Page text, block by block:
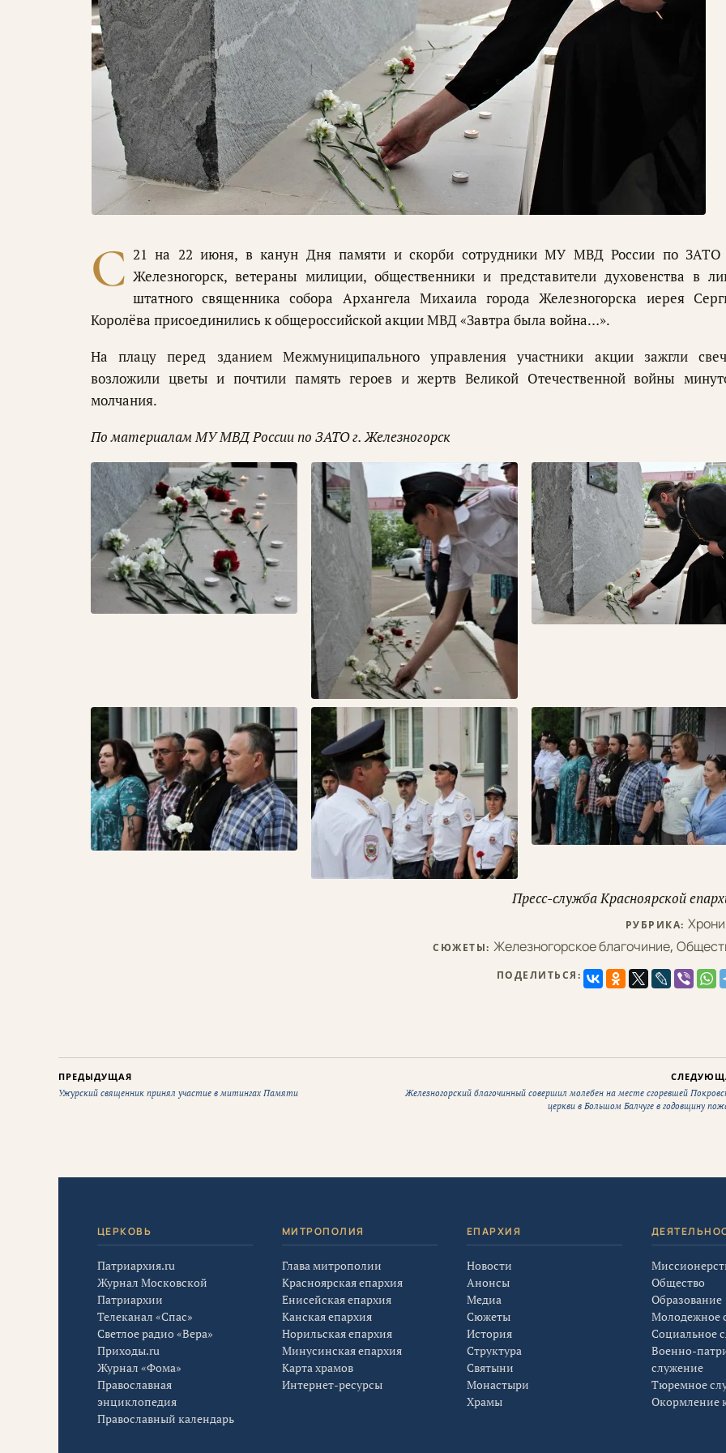
С 21 на 22 июня, в канун Дня памяти и скорби сотрудники МУ МВД России по ЗАТО
Железногорск, ветераны милиции, общественники и представители духовенства в
штатного священника собора Архангела Михаила города Железногорска иерея
Королёва присоединились к общероссийской акции МВД «Завтра была война…».
На плацу перед зданием Межмуниципального управления участники акции зажгли
возложили цветы и почтили память героев и жертв Великой Отечественной войны
молчания.
По материалам МУ МВД России по ЗАТО г. Железногорск
Пресс-служба Красноярской
РУБРИКА:
СЮЖЕТЫ: Железногорское благочиние,
ПОДЕЛИТЬСЯ:
ПРЕДЫДУЩАЯ
Ужурский священник принял участие в митингах Памяти
Железногорский благочинный совершил молебен на месте сгоревшей
церкви в Большом Балчуге в годовщину
ЦЕРКОВЬ
Патриархия.ru
Журнал Московской
Патриархии
Телеканал «Спас»
Светлое радио «Вера»
Приходы.ru
Журнал «Фома»
Православная
энциклопедия
Православный календарь
МИТРОПОЛИЯ
Глава митрополии
Красноярская епархия
Енисейская епархия
Канская епархия
Норильская епархия
Минусинская епархия
Карта храмов
Интернет-ресурсы
ЕПАРХИЯ
Новости
Анонсы
Медиа
Сюжеты
История
Структура
Святыни
Монастыри
Храмы
Общество
Образование
Молодежное
Социальное
Военно-
служение
Тюремное
Окормление